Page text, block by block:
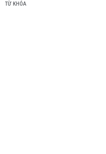
TỪ KHÓA